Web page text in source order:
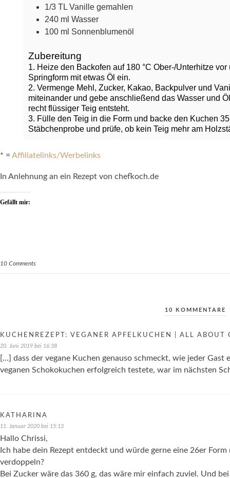
1/3 TL Vanille gemahlen
240 ml Wasser
100 ml Sonnenblumenöl
Zubereitung
1. Heize den Backofen auf 180 °C Ober-/Unterhitze
Springform mit etwas Öl ein.
2. Vermenge Mehl, Zucker, Kakao, Backpulver und
miteinander und gebe anschließend das Wasser und
recht flüssiger Teig entsteht.
3. Fülle den Teig in die Form und backe den Kuchen
Stäbchenprobe und prüfe, ob kein Teig mehr am
* = Affiliatelinks/Werbelinks
In Anlehnung an ein Rezept von chefkoch.de
Gefällt mir:
10 Comments
10 KOMMENTARE
KUCHENREZEPT: VEGANER APFELKUCHEN | ALL ABOUT
20. Juni 2019 bei 16:38
[…] dass der vegane Kuchen genauso schmeckt, wie jeder
veganen Schokokuchen erfolgreich testete, war im nächsten
KATHARINA
11. Januar 2020 bei 15:13
Hallo Chrissi,
Ich habe dein Rezept entdeckt und würde gerne eine 26er
verdoppeln?
Bei Zucker wäre das 360 g, das wäre mir einfach zuviel. Und